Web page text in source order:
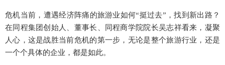
危机当前，遭遇经济阵痛的旅游业如何“挺过去”，找到新出路？
在同程集团创始人、董事长、同程商学院院长吴志祥看来，凝聚
人心，这是战胜当前危机的第一步，无论是整个旅游行业，还是
一个个具体的企业，都是如此。